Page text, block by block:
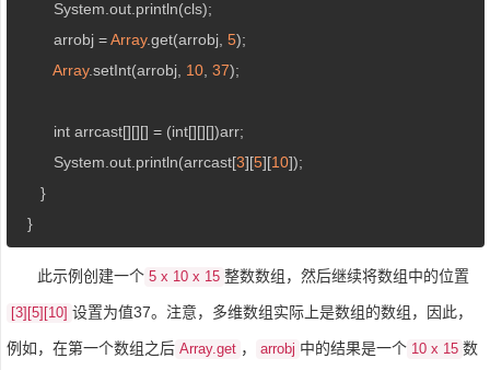
         System.out.println(cls);
         arrobj =
Array.get(arrobj, 5);
Array.setInt(arrobj, 10, 37);
         int arrcast[][][] = (int[][][])arr;
         System.out.println(arrcast[
3][5][10]);
      }
   }
此示例创建一个 5 x 10 x 15 整数数组，然后继续将数组中的位置
[3][5][10] 设置为值37。注意，多维数组实际上是数组的数组，因此，
例如，在第一个数组之后 Array.get ， arrobj 中的结果是一个 10 x 15 数